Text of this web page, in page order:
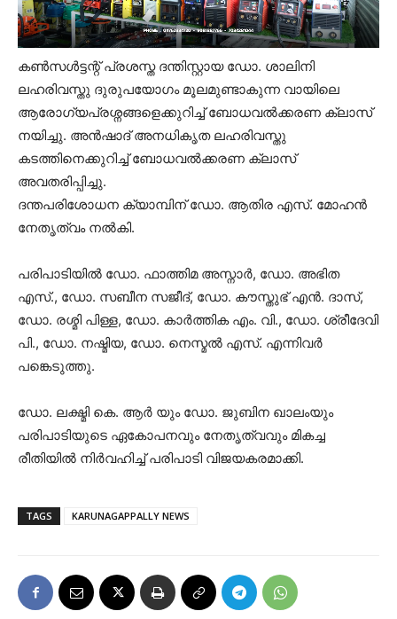
കൺസൾട്ടന്റ് പ്രശസ്ത ദന്തിസ്റ്റായ ഡോ. ശാലിനി
ലഹരിവസ്തു ദുരുപയോഗം മൂലമുണ്ടാകുന്ന വായിലെ
ആരോഗ്യപ്രശ്നങ്ങളെക്കുറിച്ച് ബോധവൽക്കരണ ക്ലാസ്
നയിച്ചു. അൻഷാദ് അനധികൃത ലഹരിവസ്തു
കടത്തിനെക്കുറിച്ച് ബോധവൽക്കരണ ക്ലാസ്
അവതരിപ്പിച്ചു.
ദന്തപരിശോധന ക്യാമ്പിന് ഡോ. ആതിര എസ്. മോഹൻ
നേതൃത്വം നൽകി.
പരിപാടിയിൽ ഡോ. ഫാത്തിമ അസ്നാർ, ഡോ. അഭിത
എസ്., ഡോ. സബീന സജീദ്, ഡോ. കൗസ്തുഭ് എൻ. ദാസ്,
ഡോ. രശ്മി പിള്ള, ഡോ. കാർത്തിക എം. വി., ഡോ. ശ്രീദേവി
പി., ഡോ. നഷ്മിയ, ഡോ. നെസ്മൽ എസ്. എന്നിവർ
പങ്കെടുത്തു.
ഡോ. ലക്ഷ്മി കെ. ആർ യും ഡോ. ജുബിന ഖാലംയും
പരിപാടിയുടെ ഏകോപനവും നേതൃത്വവും മികച്ച
രീതിയിൽ നിർവഹിച്ച് പരിപാടി വിജയകരമാക്കി.
TAGS KARUNAGAPPALLY NEWS